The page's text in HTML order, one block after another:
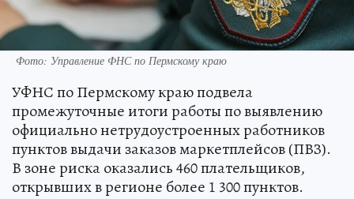
Фото: Управление ФНС по Пермскому краю
УФНС по Пермскому краю подвела
промежуточные итоги работы по выявлению
официально нетрудоустроенных работников
пунктов выдачи заказов маркетплейсов (ПВЗ).
В зоне риска оказались 460 плательщиков,
открывших в регионе более 1 300 пунктов.